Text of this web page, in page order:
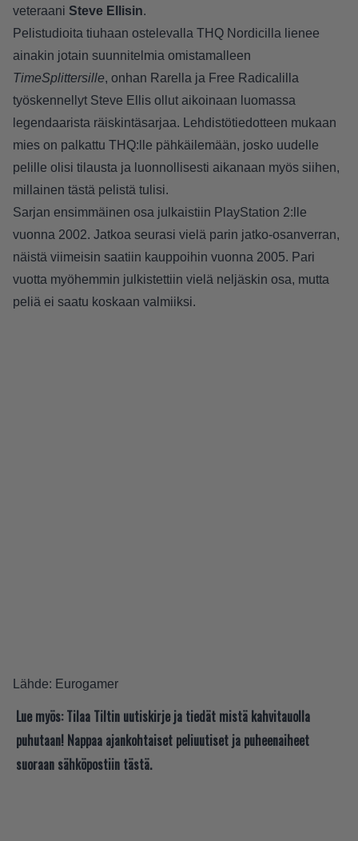
veteraani Steve Ellisin.
Pelistudioita tiuhaan ostelevalla THQ Nordicilla lienee
ainakin jotain suunnitelmia omistamalleen
TimeSplittersille, onhan Rarella ja Free Radicalilla
työskennellyt Steve Ellis ollut aikoinaan luomassa
legendaarista räiskintäsarjaa. Lehdistötiedotteen mukaan
mies on palkattu THQ:lle pähkäilemään, josko uudelle
pelille olisi tilausta ja luonnollisesti aikanaan myös siihen,
millainen tästä pelistä tulisi.
Sarjan ensimmäinen osa julkaistiin PlayStation 2:lle
vuonna 2002. Jatkoa seurasi vielä parin jatko-osanverran,
näistä viimeisin saatiin kauppoihin vuonna 2005. Pari
vuotta myöhemmin julkistettiin vielä neljäskin osa, mutta
peliä ei saatu koskaan valmiiksi.
Lähde: Eurogamer
Lue myös: Tilaa Tiltin uutiskirje ja tiedät mistä kahvitauolla
puhutaan! Nappaa ajankohtaiset peliuutiset ja puheenaiheet
suoraan sähköpostiin tästä.